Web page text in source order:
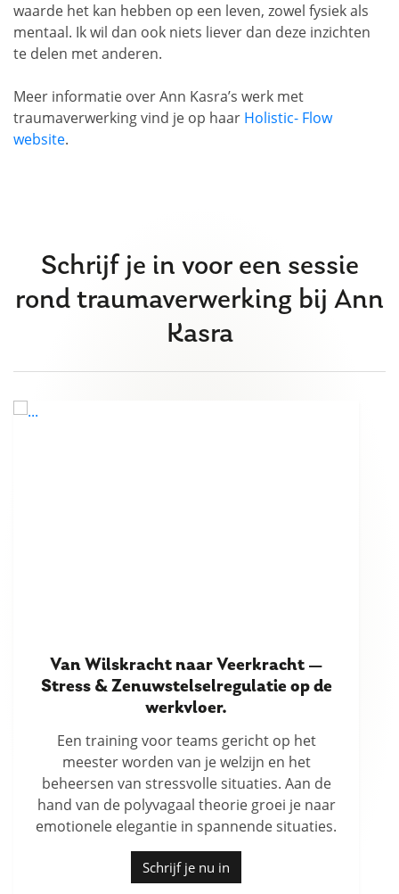
waarde het kan hebben op een leven, zowel fysiek als
mentaal. Ik wil dan ook niets liever dan deze inzichten
te delen met anderen.
Meer informatie over Ann Kasra’s werk met
traumaverwerking vind je op haar Holistic- Flow
website.
Schrijf je in voor een sessie
rond traumaverwerking bij Ann
Kasra
Van wilskracht naar veerkracht
Zet tegenslag om in energie. Leer omgaan
met verandering, drukte en emoties, zodat je
tegelijk flexibel kan zijn en stevig in werk en
leven kan staan.
Schrijf je nu in
Toon meer programma's over persoonlijke ontwikkeling